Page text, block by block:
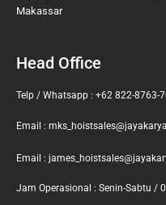
Makassar
Head Office
Telp / Whatsapp : +62 822-8763-
Email :
Email :
Jam Operasional : Senin-Sabtu /